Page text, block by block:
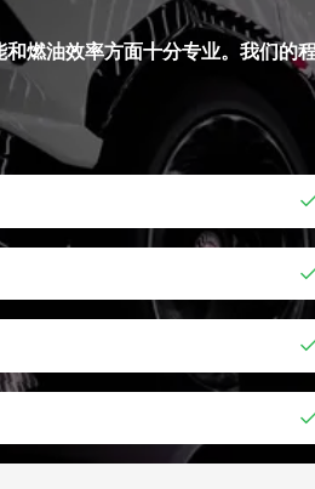
燃油效率方面十分专业。我们的